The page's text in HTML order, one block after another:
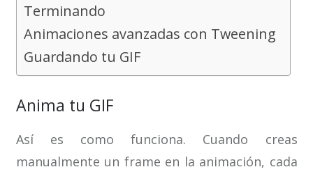
Terminando
Animaciones avanzadas con Tweening
Guardando tu GIF
Anima tu GIF
Así es como funciona. Cuando creas
manualmente un frame en la animación, cada